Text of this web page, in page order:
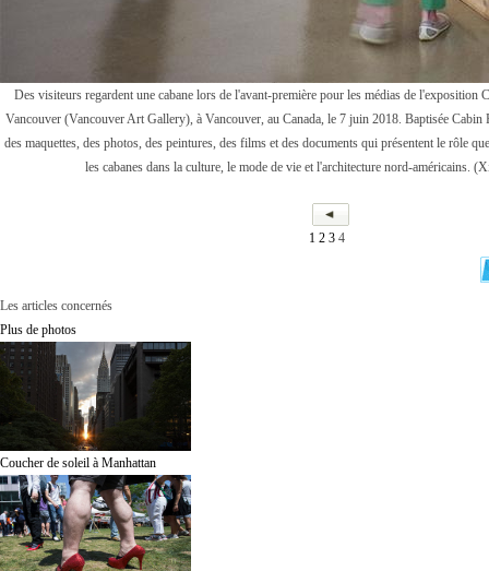
Des visiteurs regardent une cabane lors de l'avant-première pour les médias de l'exposition
Vancouver (Vancouver Art Gallery), à Vancouver, au Canada, le 7 juin 2018. Baptisée Cabin
des maquettes, des photos, des peintures, des films et des documents qui présentent le rôle
les cabanes dans la culture, le mode de vie et l'architecture nord-américains.
1 2 3 4
Les articles concernés
Plus de photos
Coucher de soleil à Manhattan